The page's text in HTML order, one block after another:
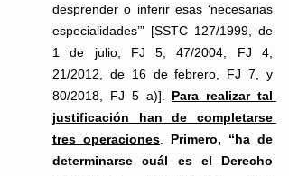
desprender o inferir esas ‘necesarias
especialidades’” [SSTC 127/1999, de
1 de julio, FJ 5; 47/2004, FJ 4,
21/2012, de 16 de febrero, FJ 7, y
80/2018, FJ 5 a)]. Para realizar tal
justificación han de completarse
tres operaciones
Primero, “ha de
determinarse cuál es el Derecho